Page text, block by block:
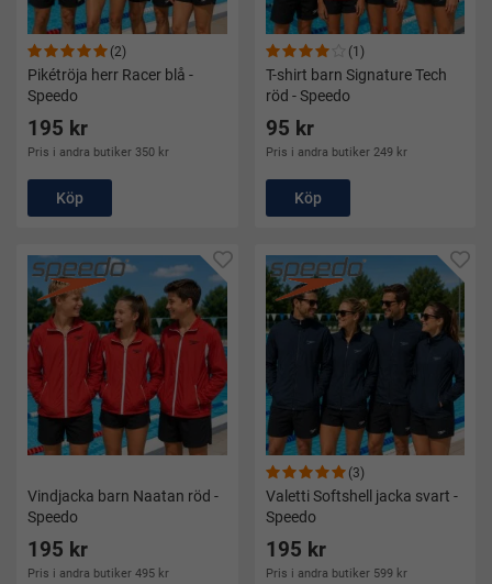
(2)
Pikétröja herr Racer blå -
Speedo
195 kr
Pris i andra butiker 350 kr
Köp
(1)
T-shirt barn Signature Tech
röd - Speedo
95 kr
Pris i andra butiker 249 kr
Köp
Vindjacka barn Naatan röd -
Speedo
195 kr
Pris i andra butiker 495 kr
(3)
Valetti Softshell jacka svart -
Speedo
195 kr
Pris i andra butiker 599 kr